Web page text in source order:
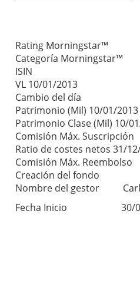
Rating Morningstar™
Categoría Morningstar™
ISIN
VL 10/01/2013
Cambio del día
Patrimonio (Mil) 10/01/2013
Patrimonio Clase (Mil) 10/
Comisión Máx. Suscripción
Ratio de costes netos 31/
Comisión Máx. Reembolso
Creación del fondo
Nombre del gestor
Fecha Inicio 30/